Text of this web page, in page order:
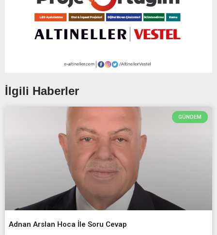
İlgili Haberler
GÜNDEM
Adnan Arslan Hoca İle Soru Cevap